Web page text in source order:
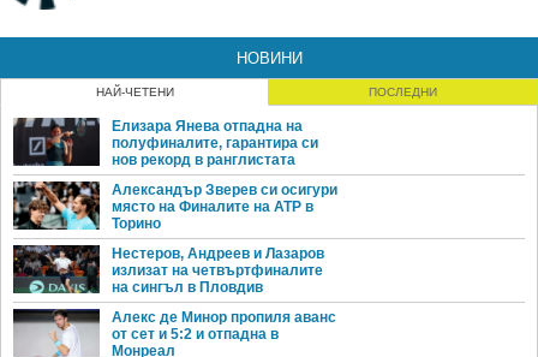
НОВИНИ
НАЙ-ЧЕТЕНИ ПОСЛЕДНИ
Елизара Янева отпадна на
полуфиналите, гарантира си
нов рекорд в ранглистата
Александър Зверев си осигури
място на Финалите на ATP в
Торино
Нестеров, Андреев и Лазаров
излизат на четвъртфиналите
на сингъл в Пловдив
Алекс де Минор пропиля аванс
от сет и 5:2 и отпадна в
Монреал